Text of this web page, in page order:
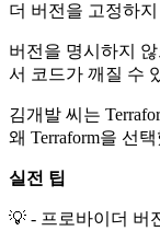
더 버전을 고정하
버전을 명시하지
서 코드가 깨질 수
김개발 씨는
왜 Terraform을 선
실전 팁
💡 - 프로바이더 버